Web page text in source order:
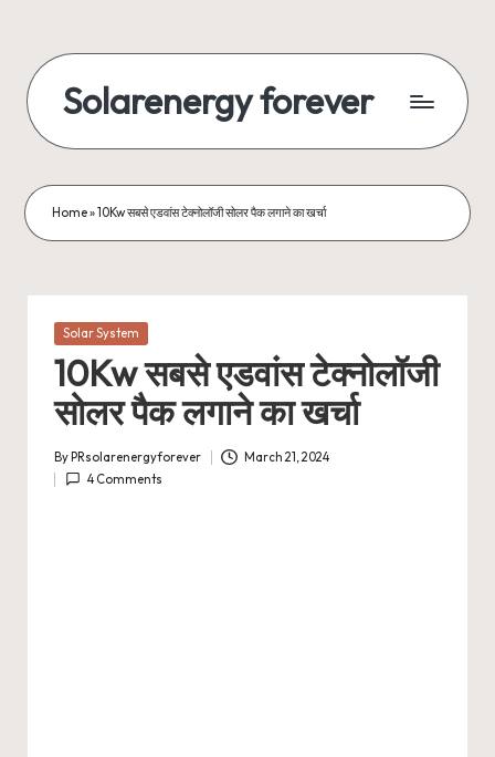
content
Solarenergy forever
बिजली
Home»10Kw सबसे एडवांस टेक्नोलॉजी सोलर पैक लगाने का खर्चा
Posted
Solar System
10Kw सबसे एडवांस टेक्नोलॉजी
सोलर पैक लगाने का खर्चा
Posted
by
By PRsolarenergyforever
March 21, 2024
4 Comments